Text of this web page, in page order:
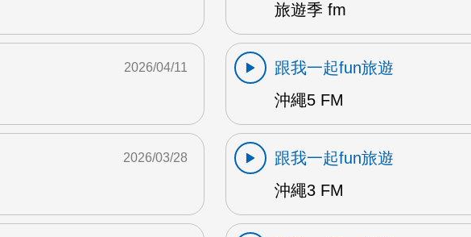
旅遊季 fm
2026/04/11
跟我一起fun旅遊
沖繩5 FM
2026/03/28
跟我一起fun旅遊
沖繩3 FM